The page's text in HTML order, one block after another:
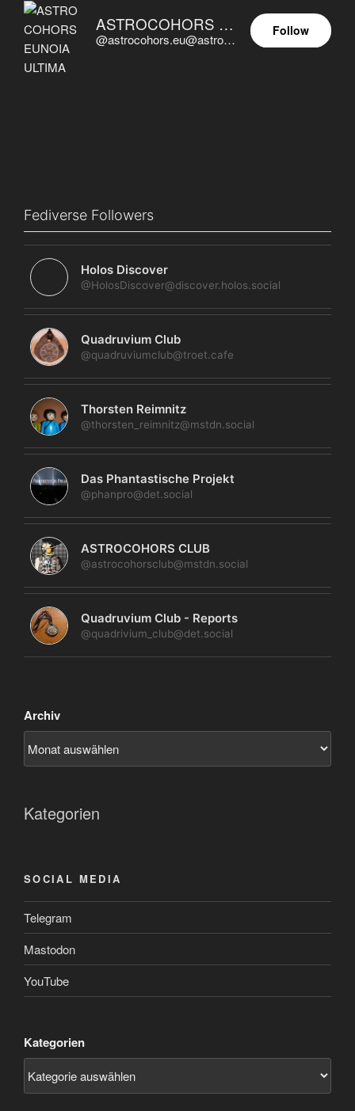
ASTROCOHORS EUNOIA ULTIMA
@astrocohors.eu@astrocohors.eu
Follow
Fediverse Followers
Holos Discover
@HolosDiscover@discover.holos.social
Quadruvium Club
@quadruviumclub@troet.cafe
Thorsten Reimnitz
@thorsten_reimnitz@mstdn.social
Das Phantastische Projekt
@phanpro@det.social
ASTROCOHORS CLUB
@astrocohorsclub@mstdn.social
Quadruvium Club - Reports
@quadrivium_club@det.social
Archiv
Kategorien
SOCIAL MEDIA
Telegram
Mastodon
YouTube
Kategorien